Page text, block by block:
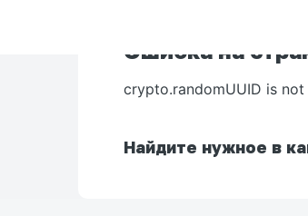
Ошибка на
crypto.randomUUID is
Найдите нужное в